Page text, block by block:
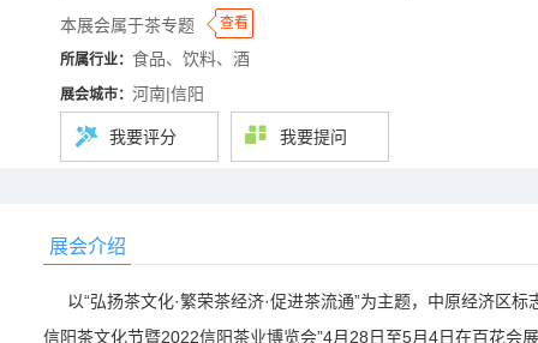
本展会属于茶专题 ◆
◆查看
所属行业： 食品、饮料、酒
展会城市： 河南|信阳
我要评分 我要提问
展会介绍
以“弘扬茶文化·繁荣茶经济·促进茶流通”为主题，中原经济区
信阳茶文化节暨2022信阳茶业博览会”4月28日至5月4日在百花会